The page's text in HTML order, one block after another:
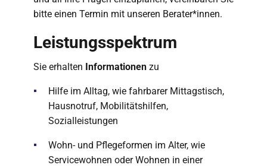
bitte einen Termin mit unseren Berater*innen.
Leistungsspektrum
Sie erhalten Informationen zu
Hilfe im Alltag, wie fahrbarer Mittagstisch,
Hausnotruf, Mobilitätshilfen,
Sozialleistungen
Wohn- und Pflegeformen im Alter, wie
Servicewohnen oder Wohnen in einer